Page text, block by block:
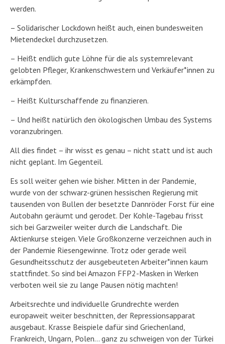
werden.
– Solidarischer Lockdown heißt auch, einen bundesweiten
Mietendeckel durchzusetzen.
– Heißt endlich gute Löhne für die als systemrelevant
gelobten Pfleger, Krankenschwestern und Verkäufer*innen zu
erkämpfden.
– Heißt Kulturschaffende zu finanzieren.
– Und heißt natürlich den ökologischen Umbau des Systems
voranzubringen.
All dies findet – ihr wisst es genau – nicht statt und ist auch
nicht geplant. Im Gegenteil.
Es soll weiter gehen wie bisher. Mitten in der Pandemie,
wurde von der schwarz-grünen hessischen Regierung mit
tausenden von Bullen der besetzte Dannröder Forst für eine
Autobahn geräumt und gerodet. Der Kohle-Tagebau frisst
sich bei Garzweiler weiter durch die Landschaft. Die
Aktienkurse steigen. Viele Großkonzerne verzeichnen auch in
der Pandemie Riesengewinne. Trotz oder gerade weil
Gesundheitsschutz der ausgebeuteten Arbeiter*innen kaum
stattfindet. So sind bei Amazon FFP2-Masken in Werken
verboten weil sie zu lange Pausen nötig machten!
Arbeitsrechte und individuelle Grundrechte werden
europaweit weiter beschnitten, der Repressionsapparat
ausgebaut. Krasse Beispiele dafür sind Griechenland,
Frankreich, Ungarn, Polen… ganz zu schweigen von der Türkei